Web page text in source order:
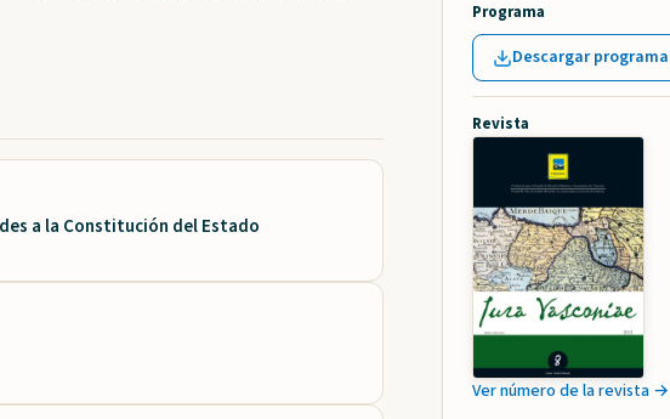
a la Constitución del Estado
Programa
Descargar programa
Revista
Ver número de la revista →